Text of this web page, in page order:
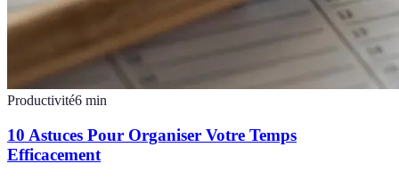
Productivité6 min
10 Astuces Pour Organiser Votre Temps
Efficacement